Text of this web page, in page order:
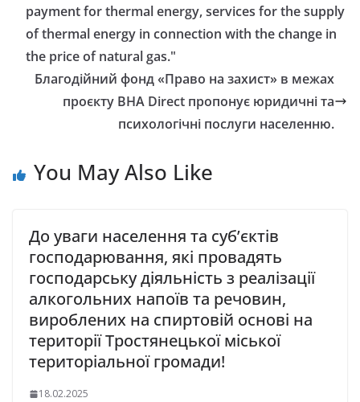
payment for thermal energy, services for the supply
of thermal energy in connection with the change in
the price of natural gas."
Благодійний фонд «Право на захист» в межах
проєкту BHA Direct пропонує юридичні та
психологічні послуги населенню.
You May Also Like
До уваги населення та суб’єктів
господарювання, які провадять
господарську діяльність з реалізації
алкогольних напоїв та речовин,
вироблених на спиртовій основі на
території Тростянецької міської
територіальної громади!
18.02.2025